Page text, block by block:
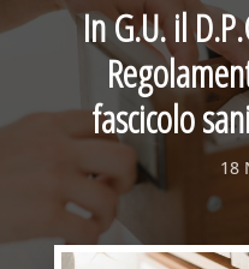
In G.U. il
fascicolo
18